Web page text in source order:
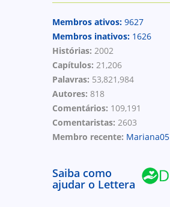
Membros ativos: 9627
Membros inativos: 1626
Histórias: 2002
Capítulos: 21,206
Palavras: 53,821,984
Autores: 818
Comentários: 109,191
Comentaristas: 2603
Membro recente: Mariana05
Saiba como
ajudar o Lettera